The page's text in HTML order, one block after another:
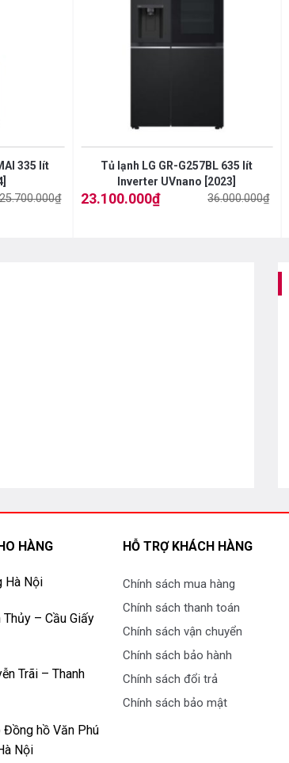
kết hợp với tone màu đen lì sang trọng
dùng tiện lợi hơn khi cất và lưu trữ thực
được nhiều loại khác nhau hơn. Khi muốn
ra sắp xếp lại hợp lý hơn.
335 lít
25.700.000₫
Tủ lạnh LG GR-G257BL 635 lít
Inverter UVnano [2023]
36.000.000₫
Giá
23.100.000₫
Giá
HÀNG
Hà Nội
– Cầu Giấy
Trãi – Thanh
hồ Văn Phú
Nội
HỖ TRỢ KHÁCH HÀNG
Chính sách mua hàng
Chính sách thanh toán
Chính sách vận chuyển
Chính sách bảo hành
Chính sách đổi trả
Chính sách bảo mật